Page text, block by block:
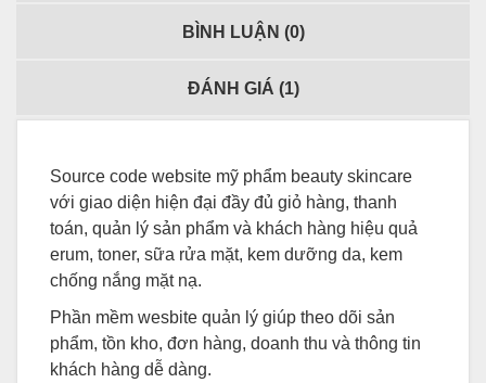
BÌNH LUẬN (0)
ĐÁNH GIÁ (1)
Source code website mỹ phẩm beauty skincare
với giao diện hiện đại đầy đủ giỏ hàng, thanh
toán, quản lý sản phẩm và khách hàng hiệu quả
erum, toner, sữa rửa mặt, kem dưỡng da, kem
chống nắng mặt nạ.
Phần mềm wesbite quản lý giúp theo dõi sản
phẩm, tồn kho, đơn hàng, doanh thu và thông tin
khách hàng dễ dàng.